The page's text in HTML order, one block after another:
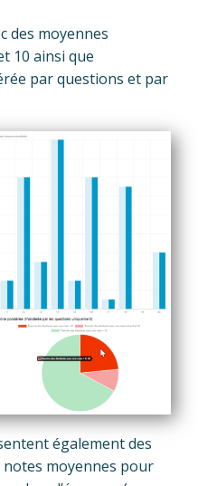
des moyennes
10 ainsi que
par questions et par
également des
moyennes pour